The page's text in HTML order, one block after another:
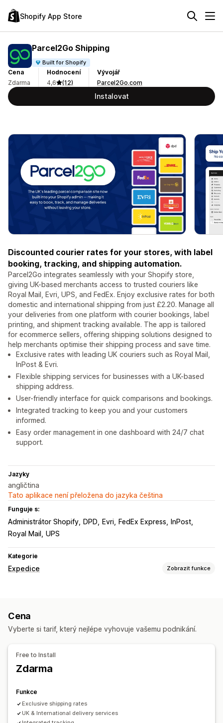
Shopify App Store
Parcel2Go Shipping
Built for Shopify
Cena
Zdarma
Hodnocení
4,6
(12)
Vývojář
Parcel2Go.com
Instalovat
Discounted courier rates for your stores, with label
booking, tracking, and shipping automation.
Parcel2Go integrates seamlessly with your Shopify store,
giving UK-based merchants access to trusted couriers like
Royal Mail, Evri, UPS, and FedEx. Enjoy exclusive rates for both
domestic and international shipping from just £2.20. Manage all
your deliveries from one platform with courier bookings, label
printing, and shipment tracking available. The app is tailored
for ecommerce sellers, offering shipping solutions designed to
help merchants optimise their shipping process and save time.
Exclusive rates with leading UK couriers such as Royal Mail,
InPost & Evri.
Flexible shipping services for businesses with a UK-based
shipping address.
User-friendly interface for quick comparisons and bookings.
Integrated tracking to keep you and your customers
informed.
Easy order management in one dashboard with 24/7 chat
support.
Jazyky
angličtina
Tato aplikace není přeložena do jazyka čeština
Funguje s:
Administrátor Shopify DPD Evri FedEx Express
InPost
Royal Mail
UPS
Kategorie
Expedice Zobrazit funkce
Vlastní dokumenty
Vychystávací seznamy Pojištění přepravy
Synchronizace objednávek
Sazby za dopravu
Řízení zásilek
Synchronizace objednávek
E-mailová oznámení Aktualizace objednávek
Cena
Vyberte si tarif, který nejlépe vyhovuje vašemu podnikání.
Free to Install
Zdarma
Funkce
Exclusive shipping rates
UK & International delivery services